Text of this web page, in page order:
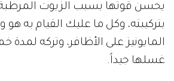
يحسن قوتها بسبب الزيوت المرطبة
بتركيبته، وكل ما عليك القيام به
المايونيز على الأظافر، وتركه
غسلها جيداً.